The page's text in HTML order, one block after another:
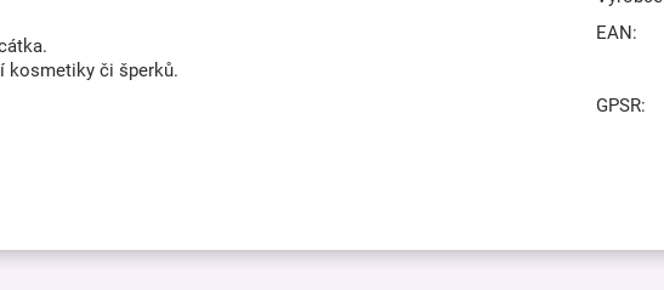
kosmetiky či šperků.
EAN:
GPSR: